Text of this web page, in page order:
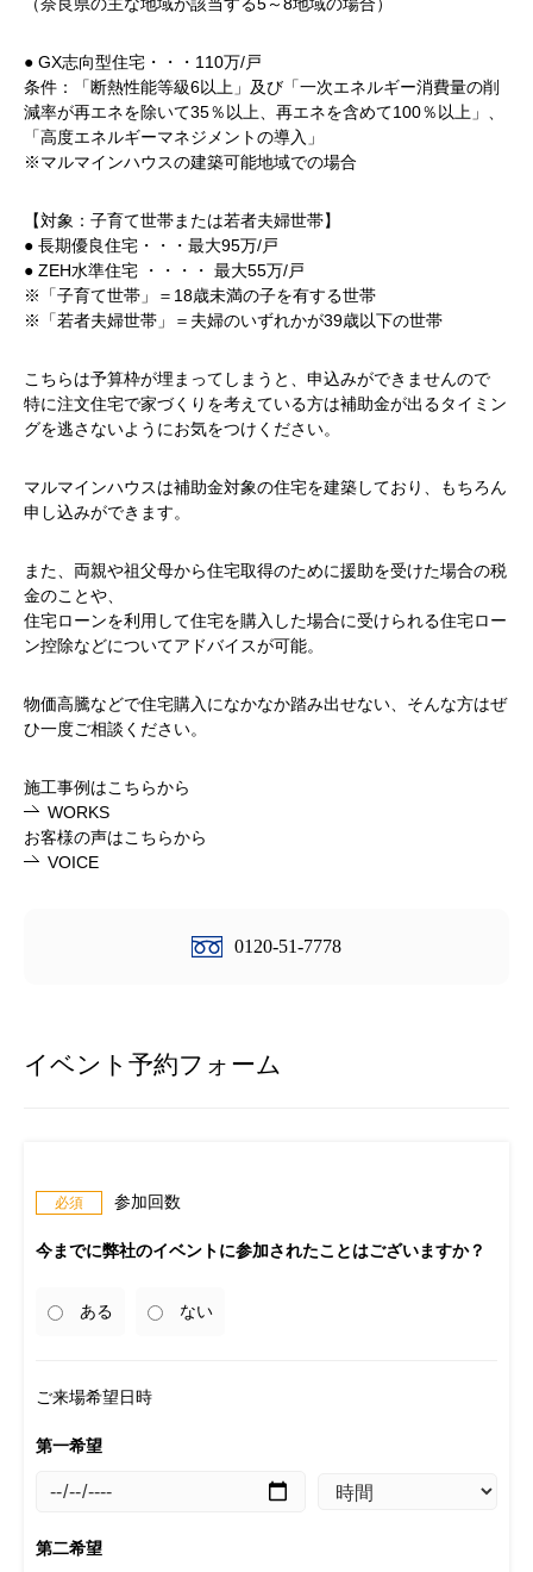
● GX志向型住宅・・・110万/戸
条件：「断熱性能等級6以上」及び「一次エネルギー消費量の削
減率が再エネを除いて35％以上、再エネを含めて100％以上」、
「高度エネルギーマネジメントの導入」
※マルマインハウスの建築可能地域での場合
【対象：子育て世帯または若者夫婦世帯】
● 長期優良住宅・・・最大95万/戸
● ZEH水準住宅 ・・・・ 最大55万/戸
※「子育て世帯」＝18歳未満の子を有する世帯
※「若者夫婦世帯」＝夫婦のいずれかが39歳以下の世帯
こちらは予算枠が埋まってしまうと、申込みができませんので
特に注文住宅で家づくりを考えている方は補助金が出るタイミン
グを逃さないようにお気をつけください。
マルマインハウスは補助金対象の住宅を建築しており、もちろん
申し込みができます。
また、両親や祖父母から住宅取得のために援助を受けた場合の税
金のことや、
住宅ローンを利用して住宅を購入した場合に受けられる住宅ロー
ン控除などについてアドバイスが可能。
物価高騰などで住宅購入になかなか踏み出せない、そんな方はぜ
ひ一度ご相談ください。
施工事例はこちらから
WORKS
お客様の声はこちらから
VOICE
0120-51-7778
イベント予約フォーム
参加回数
今までに弊社のイベントに参加されたことはございますか？
ある ない
ご来場希望日時
第一希望
第二希望